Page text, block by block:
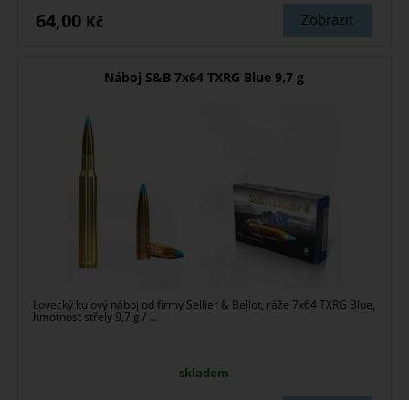
Zobrazit
64,00 Kč
Náboj S&B 7x64 TXRG Blue 9,7 g
Lovecký kulový náboj od firmy Sellier & Bellot, ráže 7x64 TXRG Blue,
hmotnost střely 9,7 g / ...
skladem